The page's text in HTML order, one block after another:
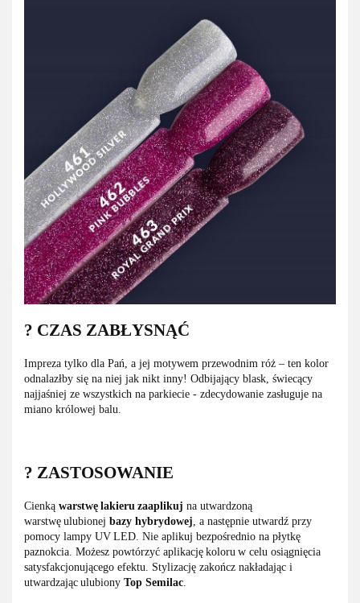
? CZAS ZABŁYSNĄĆ
Impreza tylko dla Pań, a jej motywem przewodnim róż – ten kolor
odnalazłby się na niej jak nikt inny! Odbijający blask, świecący
najjaśniej ze wszystkich na parkiecie - zdecydowanie zasługuje na
miano królowej balu.
? ZASTOSOWANIE
Cienką warstwę lakieru zaaplikuj na utwardzoną
warstwę ulubionej bazy hybrydowej, a następnie utwardź przy
pomocy lampy UV LED. Nie aplikuj bezpośrednio na płytkę
paznokcia. Możesz powtórzyć aplikację koloru w celu osiągnięcia
satysfakcjonującego efektu. Stylizację zakończ nakładając i
utwardzając ulubiony Top Semilac.